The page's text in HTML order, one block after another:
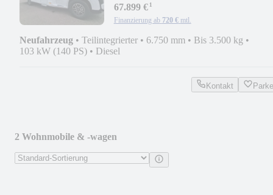
67.899 €¹
Finanzierung ab 720 € mtl.
Neufahrzeug • Teilintegrierter • 6.750 mm • Bis 3.500 kg •
103 kW (140 PS) • Diesel
Kontakt
2 Wohnmobile & -wagen